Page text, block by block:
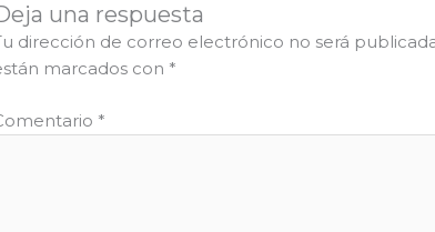
una respuesta
dirección de correo electrónico no será
marcados con *
*